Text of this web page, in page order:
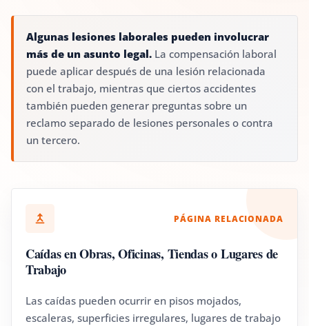
Algunas lesiones laborales pueden involucrar
más de un asunto legal. La compensación laboral
puede aplicar después de una lesión relacionada
con el trabajo, mientras que ciertos accidentes
también pueden generar preguntas sobre un
reclamo separado de lesiones personales o contra
un tercero.
PÁGINA RELACIONADA
Caídas en Obras, Oficinas, Tiendas o Lugares de
Trabajo
Las caídas pueden ocurrir en pisos mojados,
escaleras, superficies irregulares, lugares de trabajo